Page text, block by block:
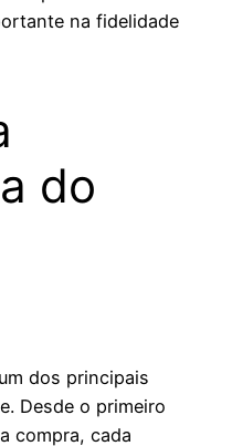
na fidelidade
do
dos principais
Desde o primeiro
compra, cada